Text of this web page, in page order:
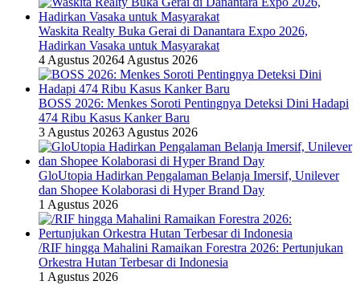
Waskita Realty Buka Gerai di Danantara Expo 2026,
Hadirkan Vasaka untuk Masyarakat
4 Agustus 20264 Agustus 2026
BOSS 2026: Menkes Soroti Pentingnya Deteksi Dini Hadapi
474 Ribu Kasus Kanker Baru
3 Agustus 20263 Agustus 2026
GloUtopia Hadirkan Pengalaman Belanja Imersif, Unilever
dan Shopee Kolaborasi di Hyper Brand Day
1 Agustus 2026
/RIF hingga Mahalini Ramaikan Forestra 2026: Pertunjukan
Orkestra Hutan Terbesar di Indonesia
1 Agustus 2026